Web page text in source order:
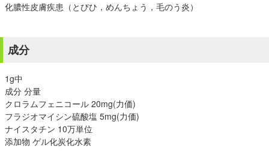
化膿性皮膚疾患（とびひ，めんちょう，毛のう炎）
成分
1g中
成分 分量
クロラムフェニコール 20mg(力価)
フラジオマイシン硫酸塩 5mg(力価)
ナイスタチン 10万単位
添加物 ゲル化炭化水素